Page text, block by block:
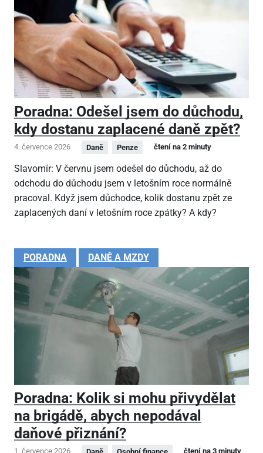
Poradna: Odešel jsem do důchodu,
kdy dostanu zaplacené daně zpět?
4. července 2026 Daně Penze čtení na 2 minuty
Slavomír: V červnu jsem odešel do důchodu, až do
odchodu do důchodu jsem v letošním roce normálně
pracoval. Když jsem důchodce, kolik dostanu zpět ze
zaplacených daní v letošním roce zpátky? A kdy?
PORADNA DANĚ A MZDY
Poradna: Kolik si mohu přivydělat
na brigádě, abych nepodával
daňové přiznání?
1. července 2026 čtení na 3 minuty